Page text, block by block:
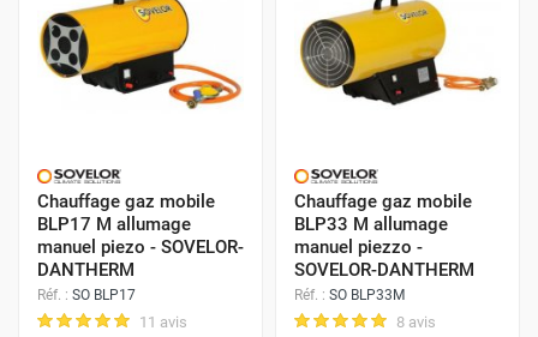
Chauffage gaz mobile
BLP17 M allumage
manuel piezo - SOVELOR-
DANTHERM
Réf. : SO BLP17
11 avis
Chauffage gaz mobile
BLP33 M allumage
manuel piezzo -
SOVELOR-DANTHERM
Réf. : SO BLP33M
8 avis